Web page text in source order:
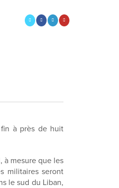
à près de huit
à mesure que les
militaires seront
le sud du Liban,